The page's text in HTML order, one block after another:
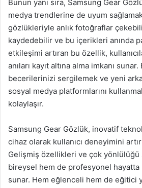
Bunun yanı sıra, Samsung Gear
medya trendlerine de uyum
gözlükleriyle anlık fotoğraflar
kaydedebilir ve bu içerikleri anında
etkileşimi artıran bu özellik,
anıları kayıt altına alma imkanı
becerilerinizi sergilemek ve yeni
sosyal medya platformlarını
kolaylaşır.
Samsung Gear Gözlük, inovatif
cihaz olarak kullanıcı deneyimini
Gelişmiş özellikleri ve çok yönlülüğü
bireysel hem de profesyonel hayatta
sunar. Hem eğlenceli hem de eğitici